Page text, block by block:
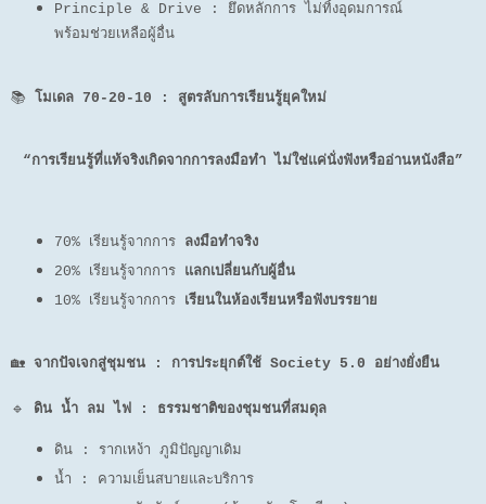
Principle & Drive : ยึดหลักการ ไม่ทิ้งอุดมการณ์
พร้อมช่วยเหลือผู้อื่น
📚 โมเดล 70-20-10 : สูตรลับการเรียนรู้ยุคใหม่
“การเรียนรู้ที่แท้จริงเกิดจากการลงมือทำ ไม่ใช่แค่นั่งฟังหรืออ่านหนังสือ”
70% เรียนรู้จากการ ลงมือทำจริง
20% เรียนรู้จากการ แลกเปลี่ยนกับผู้อื่น
10% เรียนรู้จากการ เรียนในห้องเรียนหรือฟังบรรยาย
🏡 จากปัจเจกสู่ชุมชน : การประยุกต์ใช้ Society 5.0 อย่างยั่งยืน
🔹 ดิน น้ำ ลม ไฟ : ธรรมชาติของชุมชนที่สมดุล
ดิน : รากเหง้า ภูมิปัญญาเดิม
น้ำ : ความเย็นสบายและบริการ